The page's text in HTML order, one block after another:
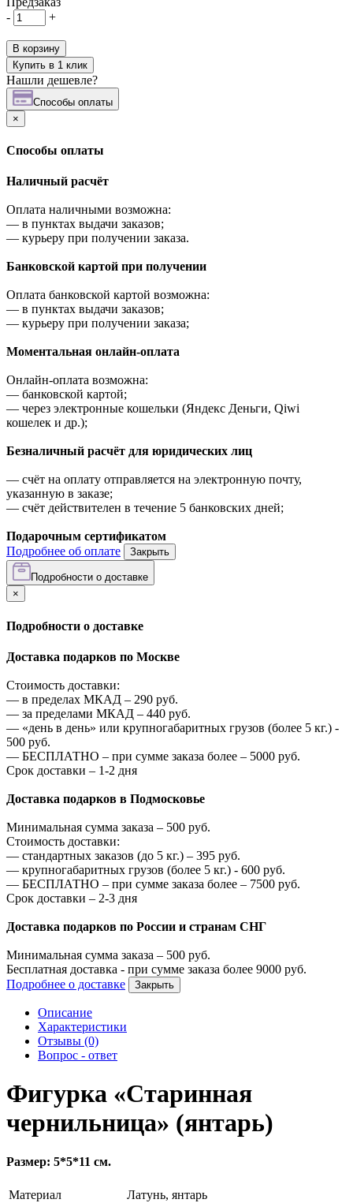
-
+
В корзину
Купить в 1 клик
Нашли дешевле?
Cпособы оплаты
×
Cпособы оплаты
Наличный расчёт
Оплата наличными возможна:
— в пунктах выдачи заказов;
— курьеру при получении заказа.
Банковской картой при получении
Оплата банковской картой возможна:
— в пунктах выдачи заказов;
— курьеру при получении заказа;
Моментальная онлайн-оплата
Онлайн-оплата возможна:
— банковской картой;
— через электронные кошельки (Яндекс Деньги, Qiwi
кошелек и др.);
Безналичный расчёт для юридических лиц
— счёт на оплату отправляется на электронную почту,
указанную в заказе;
— счёт действителен в течение 5 банковских дней;
Подарочным сертификатом
Подробнее об оплате
Закрыть
Подробности о доставке
×
Подробности о доставке
Доставка подарков по Москве
Стоимость доставки:
— в пределах МКАД – 290 руб.
— за пределами МКАД – 440 руб.
— «день в день» или крупногабаритных грузов (более 5 кг.) -
500 руб.
— БЕСПЛАТНО – при сумме заказа более – 5000 руб.
Срок доставки – 1-2 дня
Доставка подарков в Подмосковье
Минимальная сумма заказа – 500 руб.
Стоимость доставки:
— стандартных заказов (до 5 кг.) – 395 руб.
— крупногабаритных грузов (более 5 кг.) - 600 руб.
— БЕСПЛАТНО – при сумме заказа более – 7500 руб.
Срок доставки – 2-3 дня
Доставка подарков по России и странам СНГ
Минимальная сумма заказа – 500 руб.
Бесплатная доставка - при сумме заказа более 9000 руб.
Подробнее о доставке
Закрыть
Описание
Характеристики
Отзывы (0)
Вопрос - ответ
Фигурка «Старинная
чернильница» (янтарь)
Размер: 5*5*11 см.
Материал
Латунь, янтарь